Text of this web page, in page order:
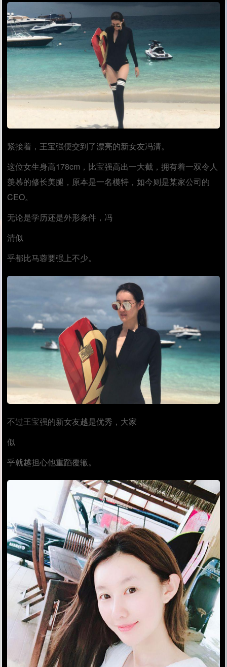
紧接着，王宝强便交到了漂亮的新女友冯清。
这位女生身高178cm，比宝强高出一大截，拥有着一双令人
羡慕的修长美腿，原本是一名模特，如今则是某家公司的
CEO。
无论是学历还是外形条件，冯
清似
乎都比马蓉要强上不少。
不过王宝强的新女友越是优秀，大家
似
乎就越担心他重蹈覆辙。